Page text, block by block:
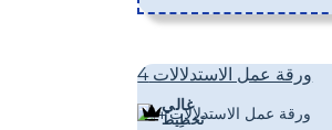
ورقة عمل الاستدلالات 4
غالي
تَخطِيط